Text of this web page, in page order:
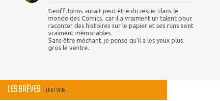
Geoff Johns aurait peut être du rester dans le
monde des Comics, car il a vraiment un talent pour
raconter des histoires sur le papier et ses runs sont
vraiment mémorables.
Sans être méchant, je pense qu'il a les yeux plus
gros le ventre.
LES BRÈVES TOUT VOIR